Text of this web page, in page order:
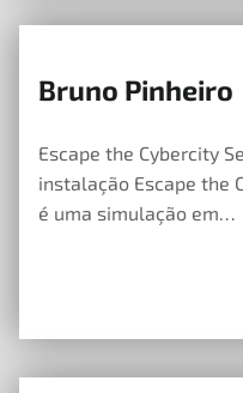
Bruno Pinheiro
Escape the Cybercity
instalação Escape the
é uma simulação em…